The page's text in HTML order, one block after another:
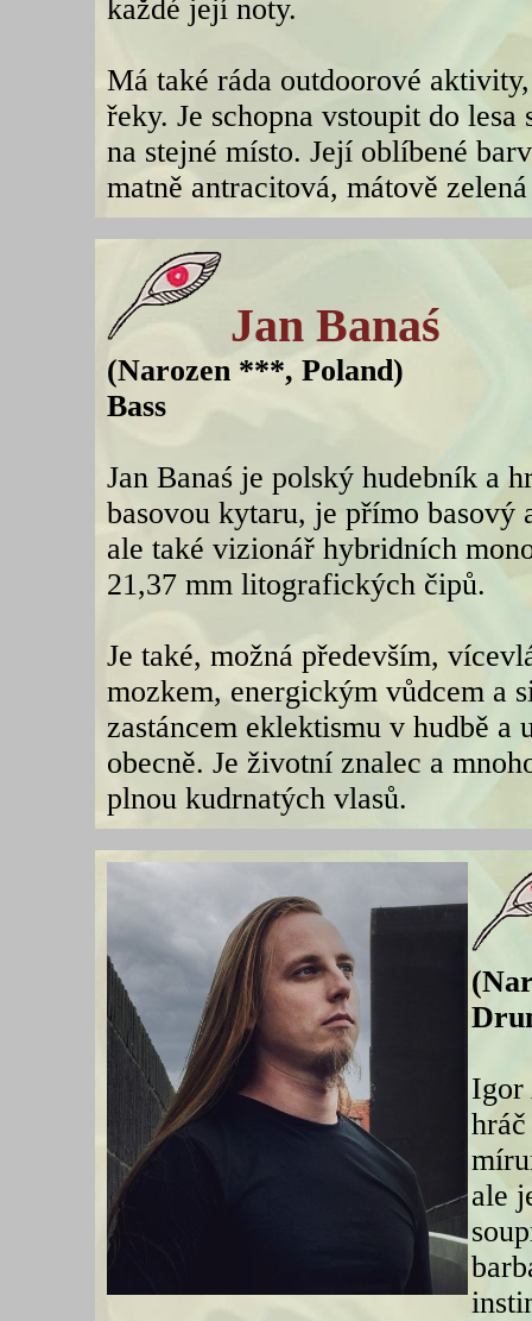
každé její noty.
Má také ráda outdoorové
řeky. Je schopna vstoupit do
na stejné místo. Její oblíbené
matně antracitová, mátově
Jan Banaś
(Narozen ***, Poland)
Bass
Jan Banaś je polský hudebník a
basovou kytaru, je přímo basový
ale také vizionář hybridních
21,37 mm litografických čipů.
Je také, možná především,
mozkem, energickým vůdcem a
zastáncem eklektismu v hudbě a
obecně. Je životní znalec a
plnou kudrnatých vlasů.
Igor
ale